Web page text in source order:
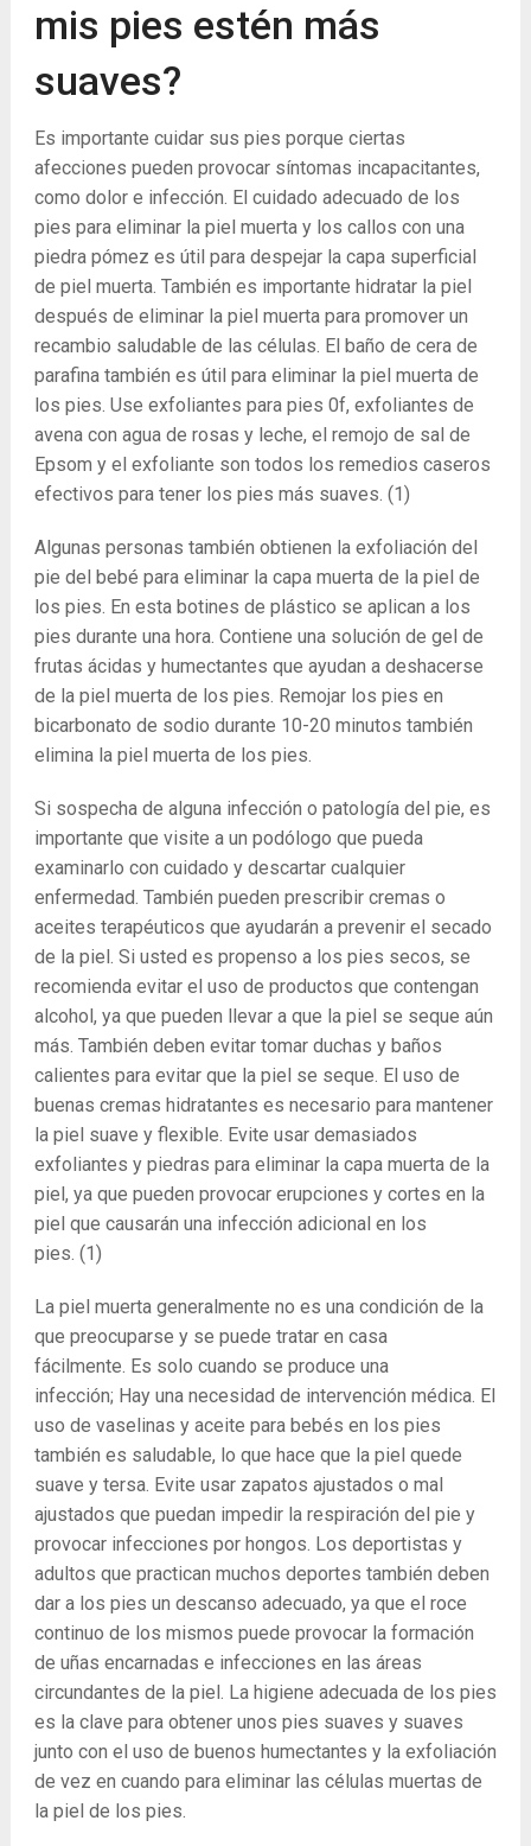
mis pies estén más
suaves?
Es importante cuidar sus pies porque ciertas
afecciones pueden provocar síntomas incapacitantes,
como dolor e infección. El cuidado adecuado de los
pies para eliminar la piel muerta y los callos con una
piedra pómez es útil para despejar la capa superficial
de piel muerta. También es importante hidratar la piel
después de eliminar la piel muerta para promover un
recambio saludable de las células. El baño de cera de
parafina también es útil para eliminar la piel muerta de
los pies. Use exfoliantes para pies 0f, exfoliantes de
avena con agua de rosas y leche, el remojo de sal de
Epsom y el exfoliante son todos los remedios caseros
efectivos para tener los pies más suaves. (1)
Algunas personas también obtienen la exfoliación del
pie del bebé para eliminar la capa muerta de la piel de
los pies. En esta botines de plástico se aplican a los
pies durante una hora. Contiene una solución de gel de
frutas ácidas y humectantes que ayudan a deshacerse
de la piel muerta de los pies. Remojar los pies en
bicarbonato de sodio durante 10-20 minutos también
elimina la piel muerta de los pies.
Si sospecha de alguna infección o patología del pie, es
importante que visite a un podólogo que pueda
examinarlo con cuidado y descartar cualquier
enfermedad. También pueden prescribir cremas o
aceites terapéuticos que ayudarán a prevenir el secado
de la piel. Si usted es propenso a los pies secos, se
recomienda evitar el uso de productos que contengan
alcohol, ya que pueden llevar a que la piel se seque aún
más. También deben evitar tomar duchas y baños
calientes para evitar que la piel se seque. El uso de
buenas cremas hidratantes es necesario para mantener
la piel suave y flexible. Evite usar demasiados
exfoliantes y piedras para eliminar la capa muerta de la
piel, ya que pueden provocar erupciones y cortes en la
piel que causarán una infección adicional en los
pies. (1)
La piel muerta generalmente no es una condición de la
que preocuparse y se puede tratar en casa
fácilmente. Es solo cuando se produce una
infección; Hay una necesidad de intervención médica. El
uso de vaselinas y aceite para bebés en los pies
también es saludable, lo que hace que la piel quede
suave y tersa. Evite usar zapatos ajustados o mal
ajustados que puedan impedir la respiración del pie y
provocar infecciones por hongos. Los deportistas y
adultos que practican muchos deportes también deben
dar a los pies un descanso adecuado, ya que el roce
continuo de los mismos puede provocar la formación
de uñas encarnadas e infecciones en las áreas
circundantes de la piel. La higiene adecuada de los pies
es la clave para obtener unos pies suaves y suaves
junto con el uso de buenos humectantes y la exfoliación
de vez en cuando para eliminar las células muertas de
la piel de los pies.